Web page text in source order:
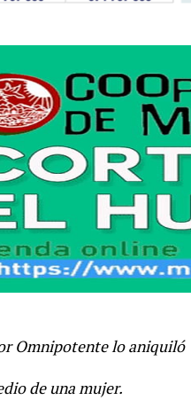
Omnipotente lo aniquiló
de una mujer.